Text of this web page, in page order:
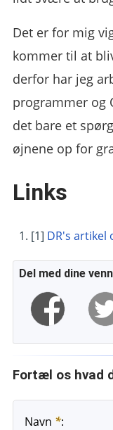
Det er for mig
kommer til at
derfor har jeg
programmer og
det bare et
øjnene op for
Links
[1] DR's artikel
Del med dine
Fortæl os hvad
Navn *: